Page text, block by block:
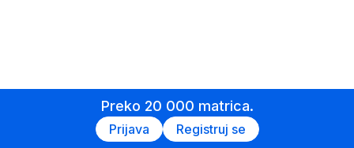
Preko 20 000 matrica.
Prijava Registruj se